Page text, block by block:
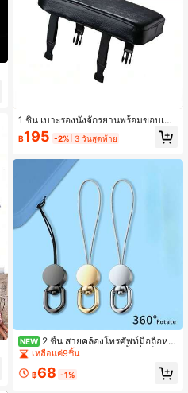
1 ชิ้น เบาะรองนั่งจักรยานพร้อมขอบเย็บ
แบบเออร์โกโนมิกส์และทนทาน - เทคโ
นโลยีความสบาย PU, ติดตั้งโดยไม่ต้อง
ด้สำหรับผู้ชายและผู้หญิง, ความสบายใ
นการขับขี่ระยะไกล, เสถียรภาพที่เพิ่มขึ้
น ติดตั้งง่าย, การขับขี่ที่ราบรื่นสำหรับเ
บาะจักรยาน, จักรยาน
฿195 -2% 3 วันสุดท้าย
NEW 2 ชิ้น สายคล้องโทรศัพท์มือถือหมุ
นได้ 360 องศา: สายโลหะสั้นที่แข็งแรง
ปลายสายขนาดเล็กพร้อมห่วงล็อก พวง
กุญแจป้องกันการสูญหาย อุปกรณ์เสริม
เหลือแค่9ชิ้น
฿68 -1%